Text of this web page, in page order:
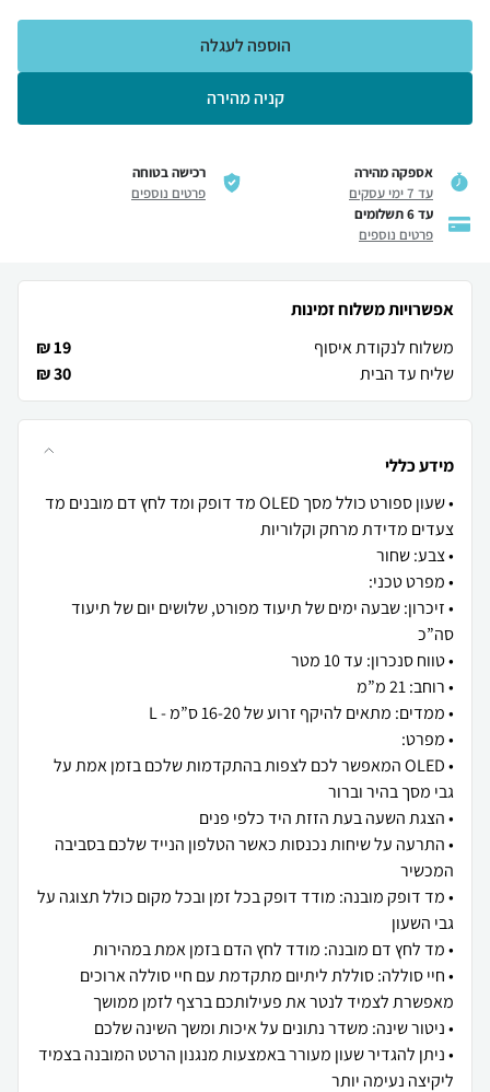
קניה מהירה
הוספה לעגלה
אספקה מהירה
עד 7 ימי עסקים
רכישה בטוחה
פרטים נוספים
עד 6 תשלומים
פרטים נוספים
אפשרויות משלוח זמינות
משלוח לנקודת איסוף
19 ₪
שליח עד הבית
30 ₪
מידע כללי
• שעון ספורט כולל מסך OLED מד דופק ומד לחץ דם מובנים מד
• זיכרון: שבעה ימים של תיעוד מפורט, שלושים יום של תיעוד
• OLED המאפשר לכם לצפות בהתקדמות שלכם בזמן אמת על
• התרעה על שיחות נכנסות כאשר הטלפון הנייד שלכם בסביבה
• מד דופק מובנה: מודד דופק בכל זמן ובכל מקום כולל תצוגה על
• חיי סוללה: סוללת ליתיום מתקדמת עם חיי סוללה ארוכים
• ניתן להגדיר שעון מעורר באמצעות מנגנון הרטט המובנה בצמיד